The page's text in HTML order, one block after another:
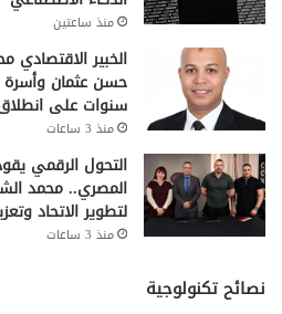
كما يلعب البنك المركزي المصري
الصرف، مما يقلل من التذبذب في
وبالتالي، ينعكس هذا الاستقرار
تأثير استقرار
المصري
والعمرة، خاصة للمواطنين المصريين.
منذ ساعتين
الخبير
سنوات على انطلاق
منذ 3 ساعات
التحول الرقمي
المصري.. محمد
لتطوير الاتحاد
منذ 3 ساعات
نصائح تكنولوجية